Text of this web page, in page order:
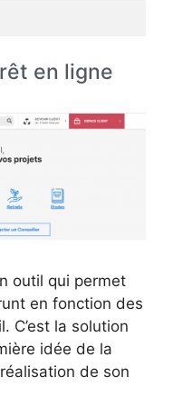
en ligne
outil qui permet
en fonction des
C’est la solution
idée de la
de son